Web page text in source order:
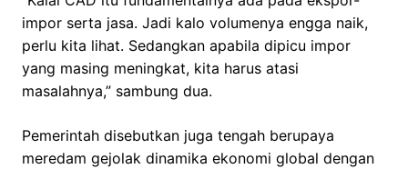
impor serta jasa. Jadi kalo volumenya engga naik,
perlu kita lihat. Sedangkan apabila dipicu impor
yang masing meningkat, kita harus atasi
masalahnya,” sambung dua.
Pemerintah disebutkan juga tengah berupaya
meredam gejolak dinamika ekonomi global dengan